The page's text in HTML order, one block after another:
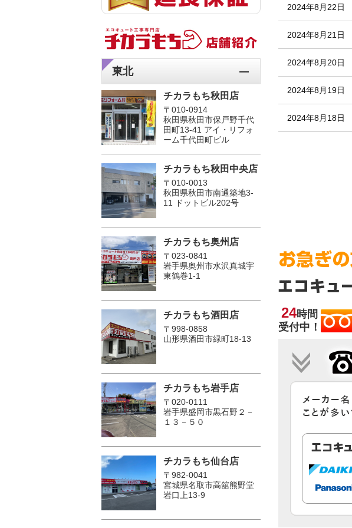
2024年8月22日
2024年8月21日
2024年8月20日
2024年8月19日
2024年8月18日
24時間
受付中！
東北
チカラもち秋田店
〒010-0914
秋田県秋田市保戸野千代
田町13-41 アイ・リフォ
ーム千代田町ビル
チカラもち秋田中央店
〒010-0013
秋田県秋田市南通築地3-
11 ドットビル202号
チカラもち奥州店
〒023-0841
岩手県奥州市水沢真城宇
東鶴巻1‐1
チカラもち酒田店
〒998-0858
山形県酒田市緑町18-13
チカラもち岩手店
〒020-0111
岩手県盛岡市黒石野２－
１３－５０
チカラもち仙台店
〒982-0041
宮城県名取市高舘熊野堂
岩口上13‐9